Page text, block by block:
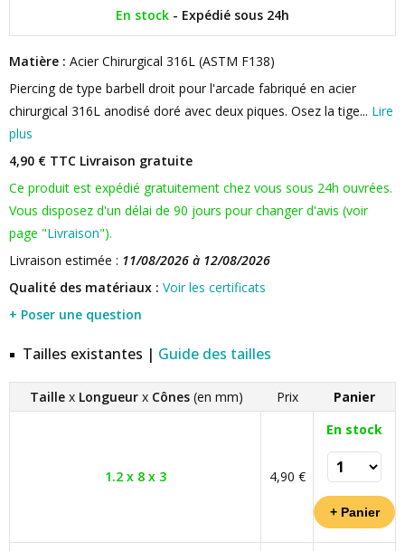
En stock - Expédié sous 24h
Matière : Acier Chirurgical 316L (ASTM F138)
Piercing de type barbell droit pour l'arcade fabriqué en acier
chirurgical 316L anodisé doré avec deux piques. Osez la tige... Lire
plus
4,90 € TTC Livraison gratuite
Ce produit est expédié gratuitement chez vous sous 24h ouvrées.
Vous disposez d'un délai de 90 jours pour changer d'avis (voir
page "Livraison").
Livraison estimée : 11/08/2026 à 12/08/2026
Qualité des matériaux : Voir les certificats
+ Poser une question
Tailles existantes | Guide des tailles
Taillex Longueurx Cônes(en mm) Prix Panier
1.2 x 8 x 3 4,90 €
En stock